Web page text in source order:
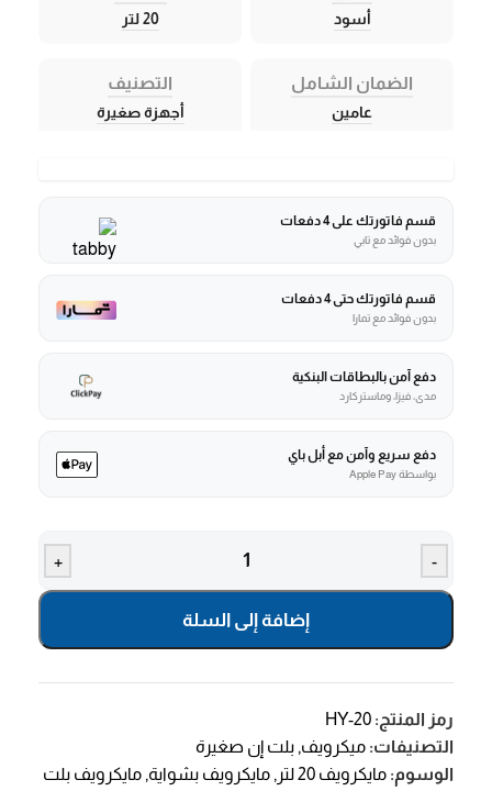
أسود 20 لتر
الضمان الشامل
عامين
التصنيف
أجهزة صغيرة
قسم فاتورتك على 4 دفعات
بدون فوائد مع تابي
قسم فاتورتك حتى 4 دفعات
بدون فوائد مع تمارا
دفع آمن بالبطاقات البنكية
مدى، فيزا، وماستركارد
دفع سريع وآمن مع أبل باي
بواسطة Apple Pay
-
+
إضافة إلى السلة
رمز المنتج: HY-20
التصنيفات: ميكرويف, بلت إن صغيرة
الوسوم: مايكرويف 20 لتر , مايكرويف بشواية, مايكرويف بلت